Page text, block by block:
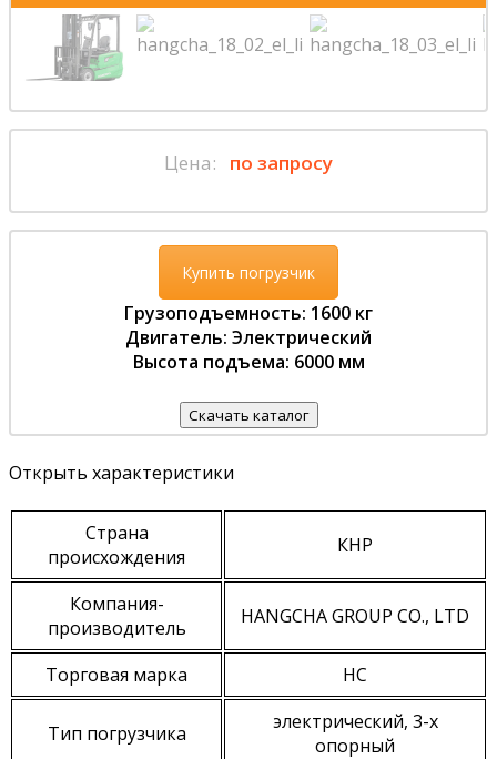
Цена: по запросу
Купить погрузчик
Грузоподъемность: 1600 кг
Двигатель: Электрический
Высота подъема: 6000 мм
Скачать каталог
Открыть характеристики
Страна
происхождения
КНР
Компания-
производитель
HANGCHA GROUP CO., LTD
Торговая марка HC
Тип погрузчика
электрический, 3-х
опорный